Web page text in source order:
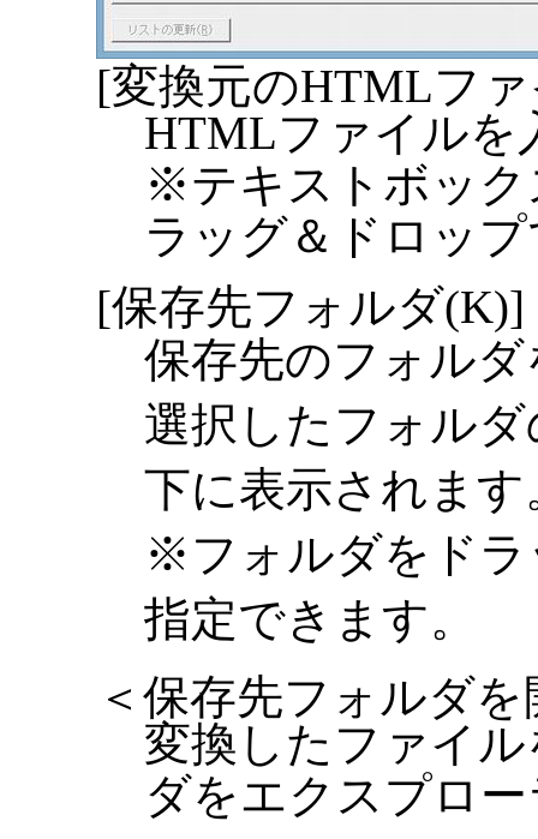
[変換元のHTMLフ
HTMLファイルを
※テキストボッ
ラッグ＆ドロッ
[保存先フォルダ(K)]
保存先のフォル
選択したフォル
下に表示されます
※フォルダをドラ
指定できます。
＜保存先フォルダ
変換したファイ
ダをエクスプロ